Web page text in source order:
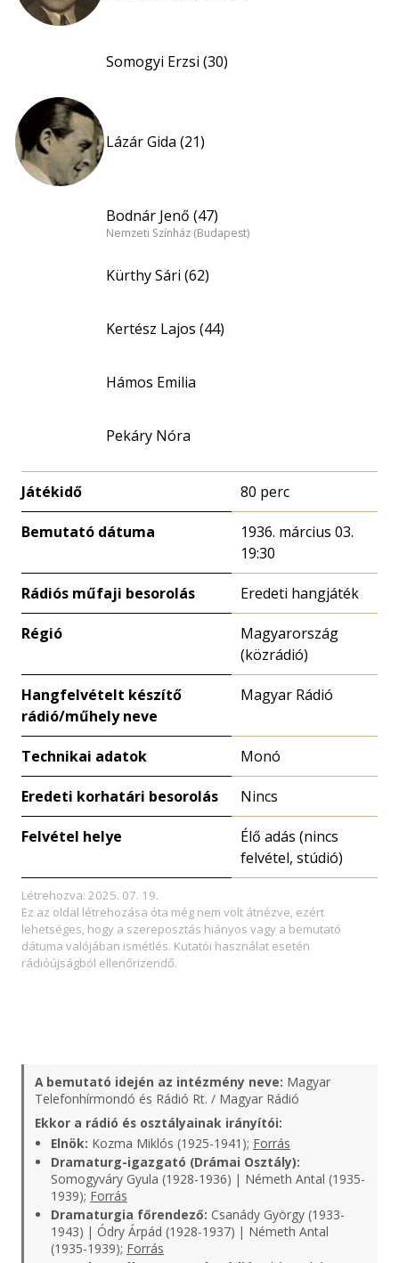
Somogyi Erzsi (30)
Lázár Gida (21)
Bodnár Jenő (47)
Nemzeti Színház (Budapest)
Kürthy Sári (62)
Kertész Lajos (44)
Hámos Emilia
Pekáry Nóra
Játékidő 80 perc
Bemutató dátuma
1936. március 03.
19:30
Rádiós műfaji besorolás Eredeti hangjáték
Régió
Magyarország
(közrádió)
Hangfelvételt készítő
rádió/műhely neve
Magyar Rádió
Technikai adatok Monó
Eredeti korhatári besorolás Nincs
Felvétel helye
Élő adás (nincs
felvétel, stúdió)
Létrehozva: 2025. 07. 19.
Ez az oldal létrehozása óta még nem volt átnézve, ezért
lehetséges, hogy a szereposztás hiányos vagy a bemutató
dátuma valójában ismétlés. Kutatói használat esetén
rádióújságból ellenőrizendő.
A bemutató idején az intézmény neve: Magyar
Telefonhírmondó és Rádió Rt. / Magyar Rádió
Ekkor a rádió és osztályainak irányítói:
Elnök: Kozma Miklós (1925-1941); Forrás
Dramaturg-igazgató (Drámai Osztály):
Somogyváry Gyula (1928-1936) | Németh Antal (1935-
1939); Forrás
Dramaturgia főrendező: Csanády György (1933-
1943) | Ódry Árpád (1928-1937) | Németh Antal
(1935-1939); Forrás